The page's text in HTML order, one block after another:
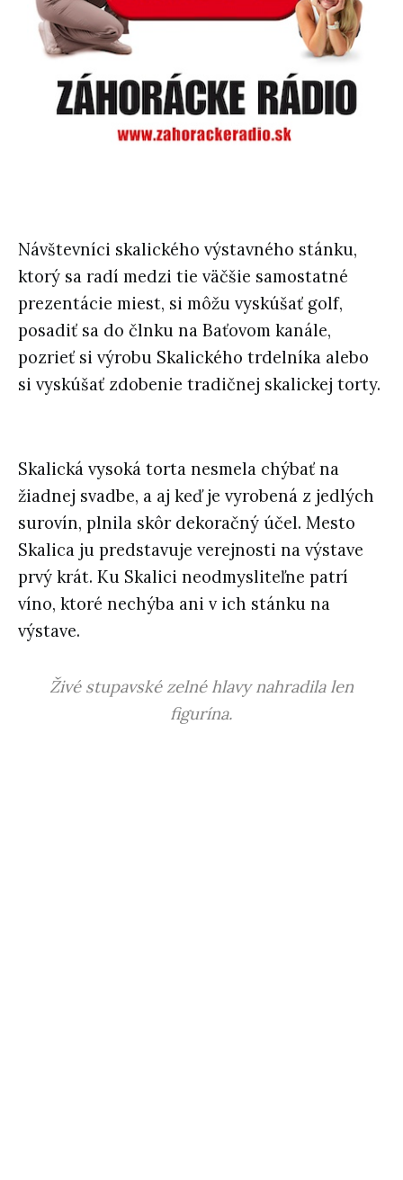
Návštevníci skalického výstavného stánku,
ktorý sa radí medzi tie väčšie samostatné
prezentácie miest, si môžu vyskúšať golf,
posadiť sa do člnku na Baťovom kanále,
pozrieť si výrobu Skalického trdelníka alebo
si vyskúšať zdobenie tradičnej skalickej torty.
Skalická vysoká torta nesmela chýbať na
žiadnej svadbe, a aj keď je vyrobená z jedlých
surovín, plnila skôr dekoračný účel. Mesto
Skalica ju predstavuje verejnosti na výstave
prvý krát. Ku Skalici neodmysliteľne patrí
víno, ktoré nechýba ani v ich stánku na
výstave.
Živé stupavské zelné hlavy nahradila len
figurína.